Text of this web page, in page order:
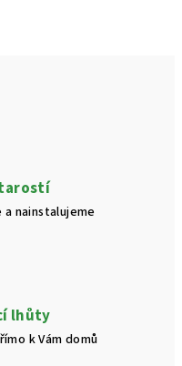
nainstalujeme
lhůty
k Vám domů